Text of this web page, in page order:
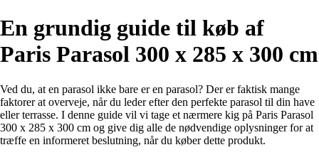
En grundig guide til køb af
Paris Parasol 300 x 285 x 300 cm
Ved du, at en parasol ikke bare er en parasol? Der er faktisk mange
faktorer at overveje, når du leder efter den perfekte parasol til din have
eller terrasse. I denne guide vil vi tage et nærmere kig på Paris Parasol
300 x 285 x 300 cm og give dig alle de nødvendige oplysninger for at
træffe en informeret beslutning, når du køber dette produkt.